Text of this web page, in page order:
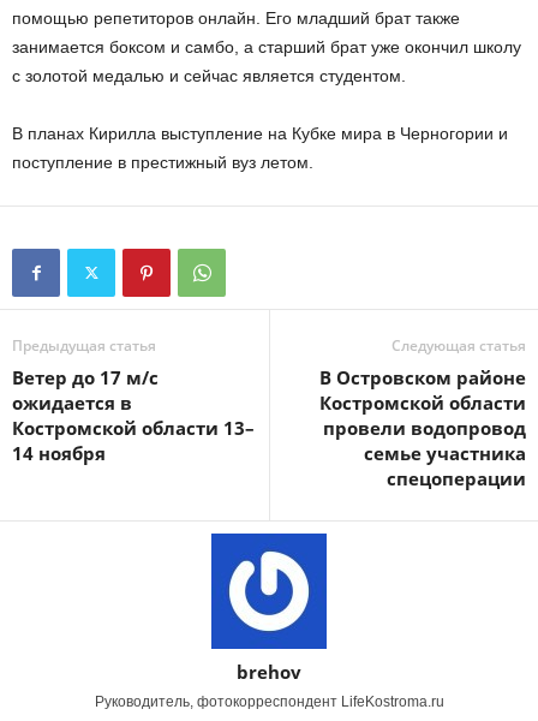
помощью репетиторов онлайн. Его младший брат также
занимается боксом и самбо, а старший брат уже окончил школу
с золотой медалью и сейчас является студентом.
В планах Кирилла выступление на Кубке мира в Черногории и
поступление в престижный вуз летом.
Предыдущая статья
Ветер до 17 м/с
ожидается в
Костромской области 13–
14 ноября
Следующая статья
В Островском районе
Костромской области
провели водопровод
семье участника
спецоперации
brehov
Руководитель, фотокорреспондент LifeKostroma.ru